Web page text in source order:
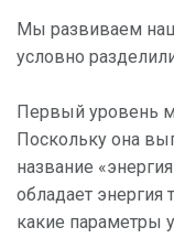
Мы развиваем
условно
Первый уровень
Поскольку она
название
обладает энергия
какие параметры